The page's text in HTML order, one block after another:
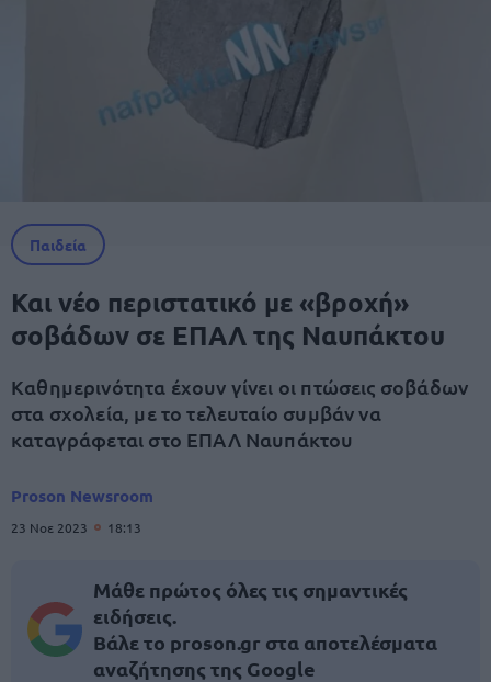
Παιδεία
Και νέο περιστατικό με «βροχή»
σοβάδων σε ΕΠΑΛ της Ναυπάκτου
Καθημερινότητα έχουν γίνει οι πτώσεις σοβάδων
στα σχολεία, με το τελευταίο συμβάν να
καταγράφεται στο ΕΠΑΛ Ναυπάκτου
Proson Newsroom
23 Νοε 2023 18:13
Μάθε πρώτος όλες τις σημαντικές
ειδήσεις.
Βάλε το proson.gr στα αποτελέσματα
αναζήτησης της Google